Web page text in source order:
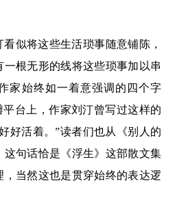
似将这些生活琐事随意铺陈，
根无形的线将这些琐事加以串
家始终如一着意强调的四个字
台上，作家刘汀曾写过这样的
好活着。”读者们也从《别人的
句话恰是《浮生》这部散文集
当然这也是贯穿始终的表达逻